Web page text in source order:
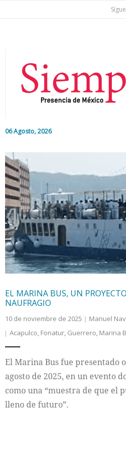
06 Agosto, 2026
Editorial
Nacional
Colaboradores
Internacional
Cultura
EL MARINA BUS, UN
NAUFRAGIO
10 de noviembre de 2025 Manuel
Acapulco, Fonatur, Guerrero, Marina
El Marina Bus fue presentado
agosto de 2025, en un evento
como una “muestra de que el
lleno de futuro”.